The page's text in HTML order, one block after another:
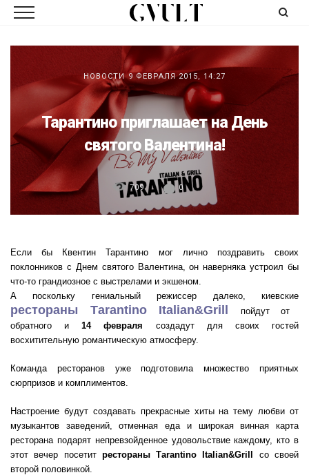
НОВОСТИ 9 ФЕВРАЛЯ 2015, 14:27
Тарантино приглашает на День
святого Валентина!
709 0
Если бы Квентин Тарантино мог лично поздравить своих
поклонников с Днем святого Валентина, он наверняка устроил бы
что-то грандиозное с выстрелами и экшеном.
А поскольку гениальный режиссер далеко, киевские
рестораны Тarantino Italian&Grill
пойдут от
обратного и14 февраля создадут для своих гостей
восхитительную романтическую атмосферу.
Команда ресторанов уже подготовила множество приятных
сюрпризов и комплиментов.
Настроение будут создавать прекрасные хиты на тему любви от
музыкантов заведений, отменная еда и широкая винная карта
ресторана подарят непревзойденное удовольствие каждому, кто в
этот вечер посетит рестораны Тarantino Italian&Grill
со своей
второй половинкой.